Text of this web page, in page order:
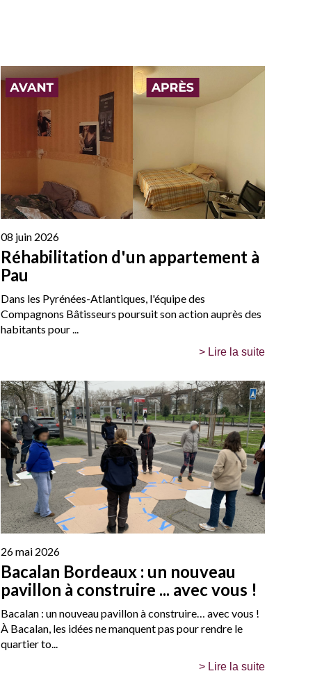
08 juin 2026
Réhabilitation d'un appartement à
Pau
Dans les Pyrénées-Atlantiques, l'équipe des
Compagnons Bâtisseurs poursuit son action auprès des
habitants pour ...
> Lire la suite
26 mai 2026
Bacalan Bordeaux : un nouveau
pavillon à construire ... avec vous !
Bacalan : un nouveau pavillon à construire… avec vous !
À Bacalan, les idées ne manquent pas pour rendre le
quartier to...
> Lire la suite